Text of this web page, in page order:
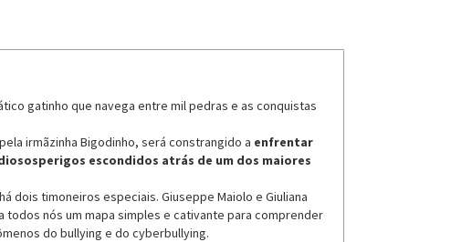
gatinho que navega entre mil pedras e as conquistas
irmãzinha Bigodinho, será constrangido a enfrentar
escondidos atrás de um dos maiores
dois timoneiros especiais. Giuseppe Maiolo e Giuliana
nós um mapa simples e cativante para comprender
do bullying e do cyberbullying.